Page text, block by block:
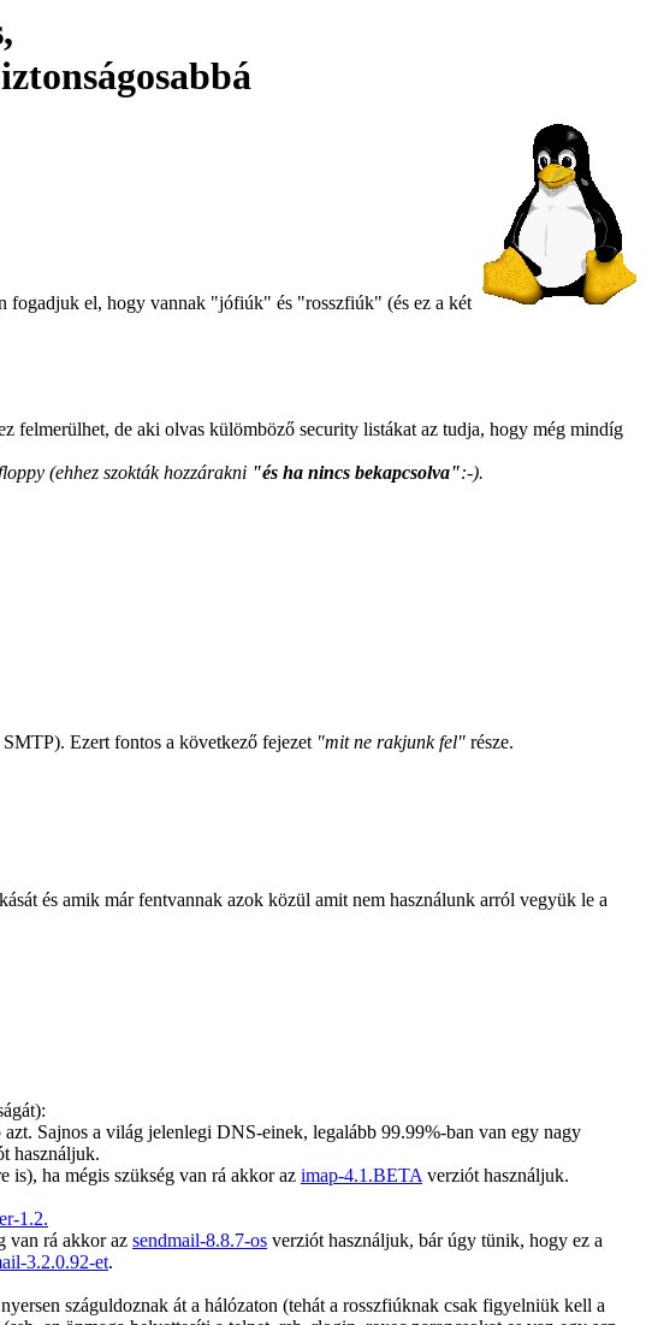
fogadjuk el, hogy vannak "jófiúk" és "rosszfiúk" (és ez a két
felmerülhet, de aki olvas külömböző security listákat az tudja, hogy még mindíg
(ehhez szokták hozzárakni "és ha nincs bekapcsolva":-).
Ezert fontos a következő fejezet "mit ne rakjunk fel" része.
és amik már fentvannak azok közül amit nem használunk arról vegyük le a
Sajnos a világ jelenlegi DNS-einek, legalább 99.99%-ban van egy nagy
használjuk.
ha mégis szükség van rá akkor az imap-4.1.BETA verziót használjuk.
1.2.
van rá akkor az sendmail-8.8.7-os verziót használjuk, bár úgy tünik, hogy ez a
3.2.0.92-et.
száguldoznak át a hálózaton (tehát a rosszfiúknak csak figyelniük kell a